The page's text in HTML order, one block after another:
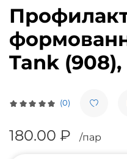
(0)
Tank
180.00 ₽ /пар